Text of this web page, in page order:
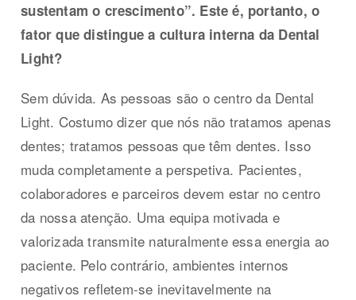
sustentam o crescimento”. Este é, portanto, o
fator que distingue a cultura interna da Dental
Light?
Sem dúvida. As pessoas são o centro da Dental
Light. Costumo dizer que nós não tratamos apenas
dentes; tratamos pessoas que têm dentes. Isso
muda completamente a perspetiva. Pacientes,
colaboradores e parceiros devem estar no centro
da nossa atenção. Uma equipa motivada e
valorizada transmite naturalmente essa energia ao
paciente. Pelo contrário, ambientes internos
negativos refletem-se inevitavelmente na